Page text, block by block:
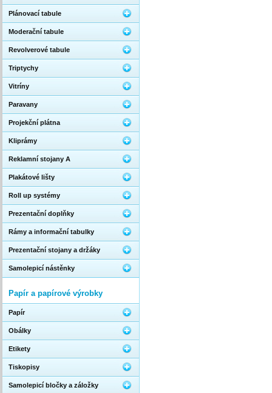
Plánovací tabule
Moderační tabule
Revolverové tabule
Triptychy
Vitríny
Paravany
Projekční plátna
Kliprámy
Reklamní stojany A
Plakátové lišty
Roll up systémy
Prezentační doplňky
Rámy a informační tabulky
Prezentační stojany a držáky
Samolepicí nástěnky
Papír a papírové výrobky
Papír
Obálky
Etikety
Tiskopisy
Samolepicí bločky a záložky